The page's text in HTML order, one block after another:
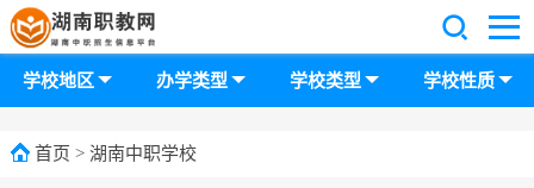
首页 > 湖南中职学校
学校地区 办学类型 学校类型 学校性质